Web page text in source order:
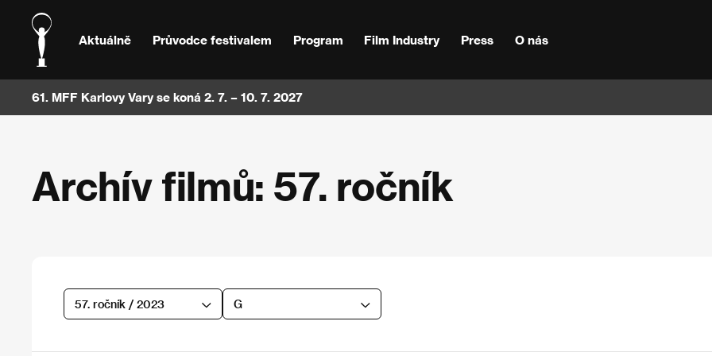
Aktuálně Průvodce festivalem Program Film Industry Press O nás
61. MFF Karlovy Vary se koná 2. 7. – 10. 7. 2027
Archív filmů: 57. ročník
57. ročník / 2023 G